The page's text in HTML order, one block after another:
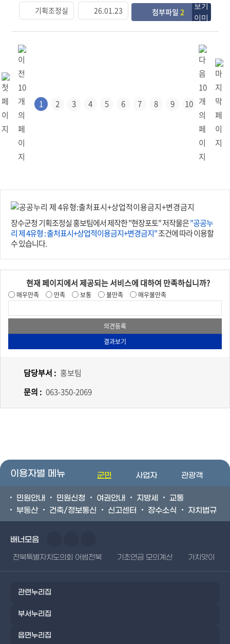
본소득을 통해서 우리 지역이 다시 활력을 되찾고 ‘살고 싶은 장
수’, ‘사람이 다시 돌아오는 장수’가 될 수 있도록 최선을 다하겠
다”고 덧붙였다. 한편 농어촌 기본소득은 인구소멸 위기 농촌 주민
안정과 지역경제 선순환, 공동체 활성화 등이 주된 목적이다.
로마트와 농자재판매장 등을 중심으로 기본소득 사용처를 확대하
고 찾아가는 이동 장터 운영을 통해 교통‧접근성 문제로 불편을
겪어온 군민들의 이용편의를 개선할 계획이다. 장수군과 2개 농협
은 사업 관련 정책 정보를 공유하고 군민 이용 편의 증진을 위한 운
영 전반에 협력하기로 했다. 현장 의견을 공동 점검해 제도의 완성
도를 높여가겠다는 방침이다. 지역농협조합장들은 “군민 생활 안
정과 지역경제 활성화를 위해 상생활동을 적극 추진하겠다”고 말
했다.최훈식 군수는 “농어촌 기본소득 시범사업은 지역 안에서 소
비가 이루어지고 그 혜택이 다시 군민들에게 환원되는 선순환 구
조를 만드는 것이 핵심이다”며 “이번 지역 농협과의 협약을 통해
서 기본소득이 지역 순환경제 활성화의 마중물이 되도록 최선을
다하겠다”고 말했다. 한편 장수군은 향후 협약에 따른 환원 재원을
활용해 지역 현안 해결과 취약계층 지원 등 실질적인 기본소득 연
계사업을 발굴하고 지역경제 선순환 구조를 강화할 계획이다.
일 장수읍을 시작으로 진행됐으며 △경로당 현장 의견청취 △군
정 운영 방향 설명 △농어촌 기본소득 설명 △군민과의 대화 순으
로 운영됐다. 군은 이번 행사를 통해 군민과 눈높이를 맞춘 소통을
강화하고 지역 현안에 대한 공감대를 넓히는 계기를 마련했고 군
민이 묻고 군수가 직접 답하는 방식으로 운영해 자유롭고 열린 소
통 분위기를 조성했다. 또한 최훈식 장수군수를 비롯해 국·과장
등 군 주요 간부들이 동석해 군민들의 건의사항에 대해 현장에서
즉각 답변하고 구체적인 행정절차를 안내함으로써 행정의 신뢰도
를 크게 높였다.특히 올해는 전 군민 ‘농어촌 기본소득 시대’가 시
작되는 뜻깊은 해로 기존의 소통행사에 ‘농어촌 기본소득 설명
회’를 병행하여 정책 추진 배경과 방침 등 군민들이 궁금해하는 사
항들을 설명하고 이해도를 높이는데 주력했다. 이번 대화에는
총 120여 건의 제안과 건의사항이 접수됐으며 장수누리랜드 명품
관광지 조성, 파크골프장 조성, 실내체육관 건립, 상수도 물복지
거쳐 군정에 반영하고 주요 현장을 직접 점검해 장수발전 사업 추
진에 속도를 낼 계획이다. 최훈식 군수는 “찾아가는 군민과의 대화
는 군민과 함께하는 열린 행정을 실현하기 위한 중요한 소통창구
이다”며 “군민들의 작은 목소리도 놓치지 않고 군정에 적극 반영
해 군민들에게 실질적인 도움이 되도록 최선을 다하겠다”고 말했
다.이어 최 군수는 “앞으로도 현장에서 군민을 자주 만나 목소리를
듣는 소통행정을 통해서 장수의 미래를 군민과 함께 그려 나가겠
다”고 덧붙였다.
기획조정실 26.01.23 첨부파일 2
1 2 3 4 5 6 7 8 9 10
장수군청 기획조정실 홍보팀에서 제작한 "현장포토" 저작물은"공공누
리 제 4유형 : 출처표시+상업적이용금지+변경금지"조건에 따라 이용할
수 있습니다.
현재 페이지에서 제공되는 서비스에 대하여 만족하십니까?
매우만족 만족 보통 불만족 매우불만족
담당부서 : 홍보팀
문의 : 063-350-2069
이용자별 메뉴 군민 사업자 관광객
민원안내 민원신청 여권안내 지방세
교통
부동산
건축/정보통신 신고센터 장수소식 자치법규
배너모음
전북특별자치도의회 어썸전북 기초연금 모의계산 가치앗이
관련누리집
부서누리집
읍면누리집